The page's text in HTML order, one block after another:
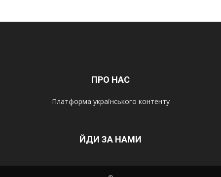
ПРО НАС
Платформа українського контенту
ЙДИ ЗА НАМИ